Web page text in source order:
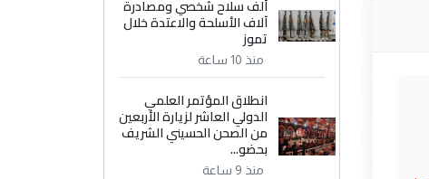
ألف سلاح شخصي ومصادرة
آلاف الأسلحة والاعتدة خلال
تموز
منذ 10 ساعة
انطلاق المؤتمر العلمي
الدولي العاشر لزيارة الأربعين
من الصحن الحسيني الشريف
بحضو...
منذ 9 ساعة